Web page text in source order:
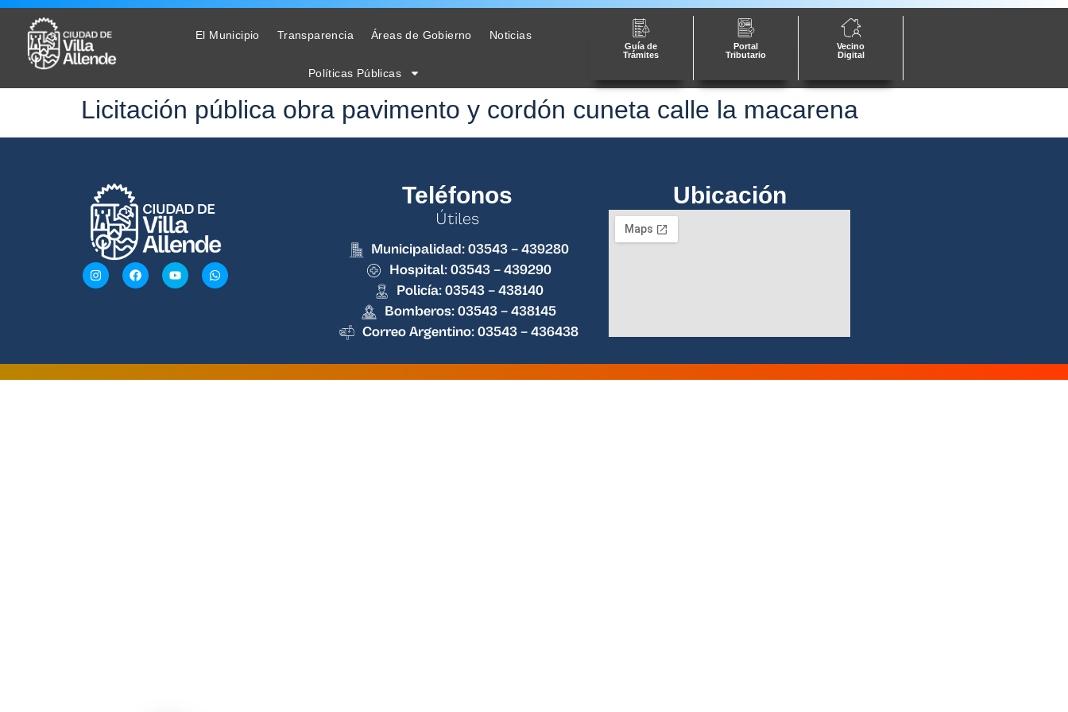
El Municipio Transparencia Áreas de Gobierno Noticias
Políticas Públicas
Guía de
Trámites
Portal
Tributario
Vecino
Digital
Licitación pública obra pavimento y cordón cuneta calle la macarena
Teléfonos
Útiles
Municipalidad: 03543 – 439280
Hospital: 03543 – 439290
Policía: 03543 – 438140
Bomberos: 03543 – 438145
Correo Argentino: 03543 – 436438
Ubicación